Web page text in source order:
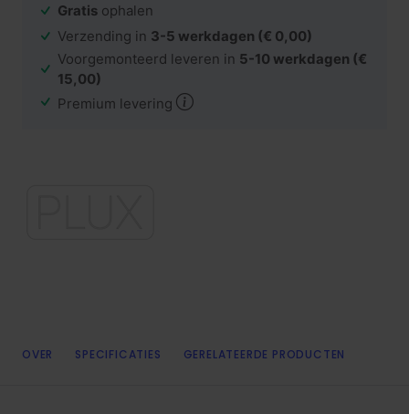
Gratis ophalen
Verzending in 3-5 werkdagen (€ 0,00)
Voorgemonteerd leveren in 5-10 werkdagen (€
15,00)
Premium levering
OVER SPECIFICATIES GERELATEERDE PRODUCTEN